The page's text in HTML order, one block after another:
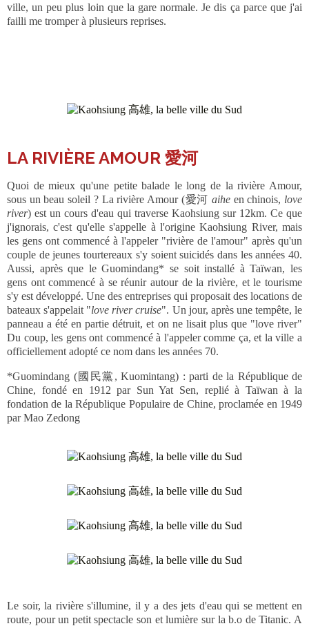
ville, un peu plus loin que la gare normale. Je dis ça parce que j'ai
failli me tromper à plusieurs reprises.
LA RIVIÈRE AMOUR 愛河
Quoi de mieux qu'une petite balade le long de la rivière Amour,
sous un beau soleil ? La rivière Amour (愛河 aiheen chinois, love
river) est un cours d'eau qui traverse Kaohsiung sur 12km. Ce que
j'ignorais, c'est qu'elle s'appelle à l'origine Kaohsiung River, mais
les gens ont commencé à l'appeler "rivière de l'amour" après qu'un
couple de jeunes tourtereaux s'y soient suicidés dans les années 40.
Aussi, après que le Guomindang* se soit installé à Taïwan, les
gens ont commencé à se réunir autour de la rivière, et le tourisme
s'y est développé. Une des entreprises qui proposait des locations de
bateaux s'appelait "love river cruise". Un jour, après une tempête, le
panneau a été en partie détruit, et on ne lisait plus que "love river"
Du coup, les gens ont commencé à l'appeler comme ça, et la ville a
officiellement adopté ce nom dans les années 70.
*Guomindang (國民黨, Kuomintang) : parti de la République de
Chine, fondé en 1912 par Sun Yat Sen, replié à Taïwan à la
fondation de la République Populaire de Chine, proclamée en 1949
par Mao Zedong
Le soir, la rivière s'illumine, il y a des jets d'eau qui se mettent en
route, pour un petit spectacle son et lumière sur la b.o de Titanic. A